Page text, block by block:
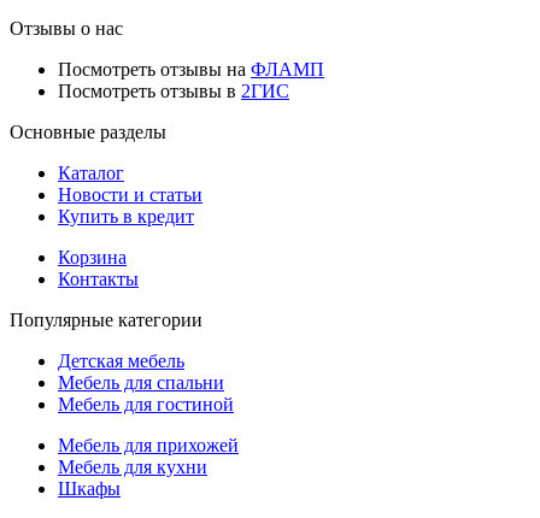
Отзывы о нас
Посмотреть отзывы на ФЛАМП
Посмотреть отзывы в 2ГИС
Основные разделы
Каталог
Новости и статьи
Купить в кредит
Корзина
Контакты
Популярные категории
Детская мебель
Мебель для спальни
Мебель для гостиной
Мебель для прихожей
Мебель для кухни
Шкафы